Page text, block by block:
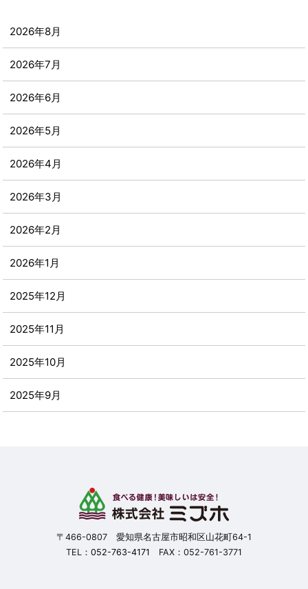
2026年8月
2026年7月
2026年6月
2026年5月
2026年4月
2026年3月
2026年2月
2026年1月
2025年12月
2025年11月
2025年10月
2025年9月
〒466-0807 愛知県名古屋市昭和区山花町64-1
TEL： 052-763-4171 FAX：052-761-3771